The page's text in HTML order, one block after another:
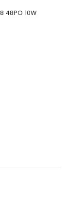
48PO 10W